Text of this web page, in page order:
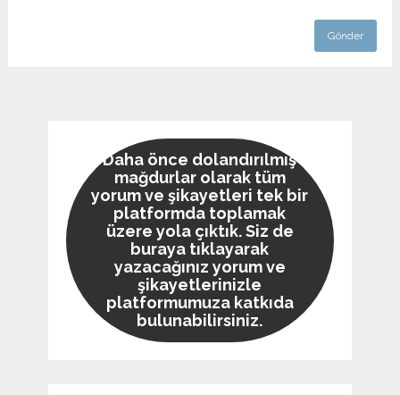
Daha önce dolandırılmış
mağdurlar olarak tüm
yorum ve şikayetleri tek bir
platformda toplamak
üzere yola çıktık. Siz de
buraya tıklayarak
yazacağınız yorum ve
şikayetlerinizle
platformumuza katkıda
bulunabilirsiniz.